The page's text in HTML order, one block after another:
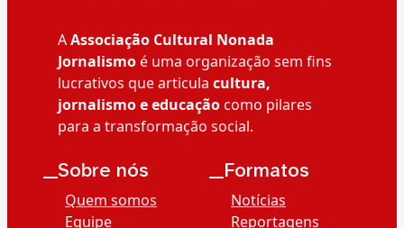
AAssociação Cultural Nonada
Jornalismoé uma organização sem fins
lucrativos que articula cultura,
jornalismo e educaçãocomo pilares
para a transformação social.
__Sobre nós
Quem somos
Equipe
__Formatos
Notícias
Reportagens